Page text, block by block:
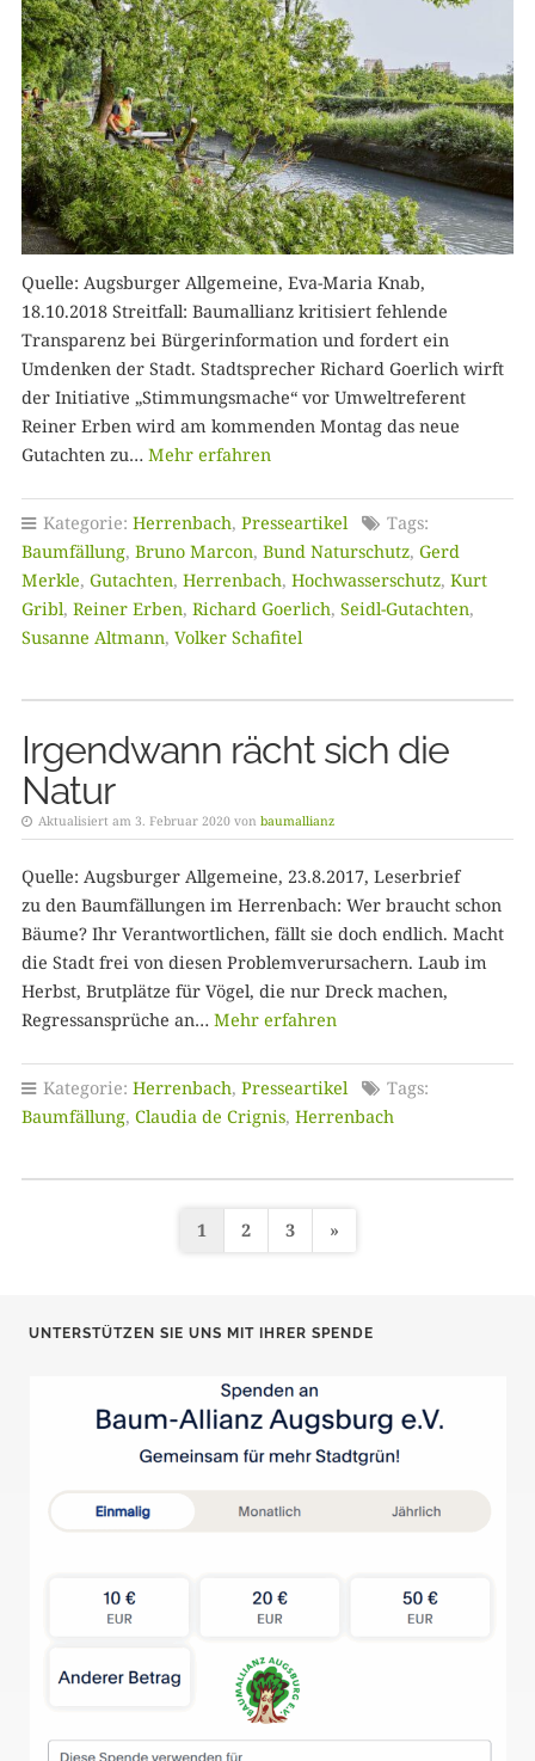
Quelle: Augsburger Allgemeine, Eva-Maria Knab,
18.10.2018 Streitfall: Baumallianz kritisiert fehlende
Transparenz bei Bürgerinformation und fordert ein
Umdenken der Stadt. Stadtsprecher Richard Goerlich wirft
der Initiative „Stimmungsmache“ vor Umweltreferent
Reiner Erben wird am kommenden Montag das neue
Gutachten zu… Mehr erfahren
Kategorie: Herrenbach, Presseartikel
Tags:
Baumfällung, Bruno Marcon, Bund Naturschutz, Gerd
Merkle, Gutachten, Herrenbach, Hochwasserschutz, Kurt
Gribl, Reiner Erben, Richard Goerlich, Seidl-Gutachten,
Susanne Altmann, Volker Schafitel
Irgendwann rächt sich die
Natur
Aktualisiert am 3. Februar 2020 von baumallianz
Quelle: Augsburger Allgemeine, 23.8.2017, Leserbrief
zu den Baumfällungen im Herrenbach: Wer braucht schon
Bäume? Ihr Verantwortlichen, fällt sie doch endlich. Macht
die Stadt frei von diesen Problemverursachern. Laub im
Herbst, Brutplätze für Vögel, die nur Dreck machen,
Regressansprüche an… Mehr erfahren
Kategorie: Herrenbach, Presseartikel
Tags:
Baumfällung, Claudia de Crignis, Herrenbach
i
e
n
i
1 2 3 »
UNTERSTÜTZEN SIE UNS MIT IHRER SPENDE